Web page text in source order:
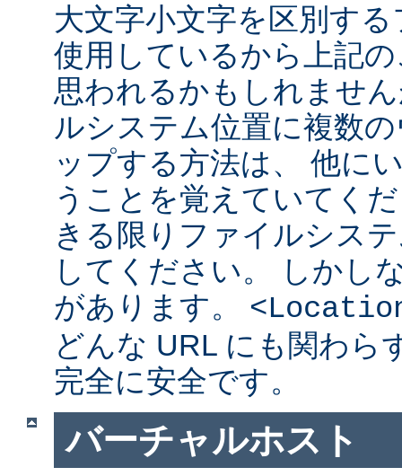
大文字小文字を区別す
使用しているから上記
思われるかもしれませ
ルシステム位置に複数
ップする方法は、 他に
うことを覚えていてく
きる限りファイルシス
してください。 しかし
があります。
どんな URL にも関わら
完全に安全です。
バーチャルホスト